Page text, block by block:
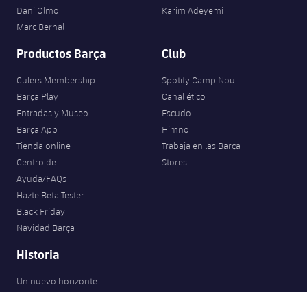
Dani Olmo
Marc Bernal
Karim Adeyemi
Productos Barça
Culers Membership
Barça Play
Entradas y Museo
Barça App
Tienda online
Centro de
Ayuda/FAQs
Hazte Beta Tester
Black Friday
Navidad Barça
Club
Spotify Camp Nou
Canal ético
Escudo
Himno
Trabaja en las Barça
Stores
Historia
Un nuevo horizonte